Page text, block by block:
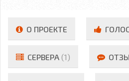
О ПРОЕКТЕ
СЕРВЕРА (1)